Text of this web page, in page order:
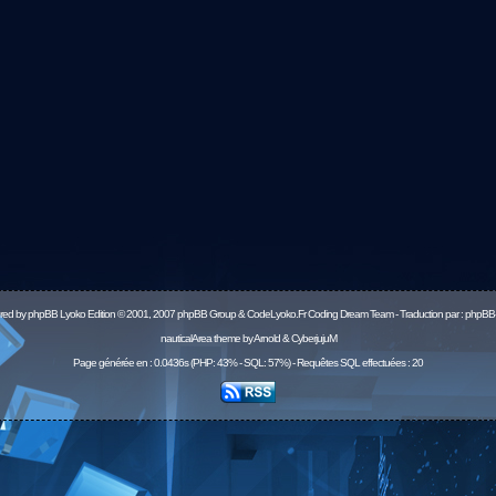
byphpBBLyoko Edition © 2001, 2007 phpBB Group & CodeLyoko.Fr Coding Dream Team - Traduction par :
nauticalArea theme by Arnold & CyberjujuM
Page générée en : 0.0436s (PHP: 43% - SQL: 57%) - Requêtes SQL effectuées : 20